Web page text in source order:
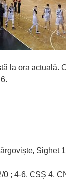
la ora actuală.
Sighet
; 4-6. CSȘ 4,